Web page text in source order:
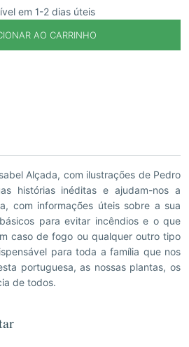
em 1-2 dias úteis
AO CARRINHO
Alçada, com ilustrações de Pedro
histórias inéditas e ajudam-nos a
com informações úteis sobre a sua
para evitar incêndios e o que
caso de fogo ou qualquer outro tipo
para toda a família que nos
portuguesa, as nossas plantas, os
de todos.